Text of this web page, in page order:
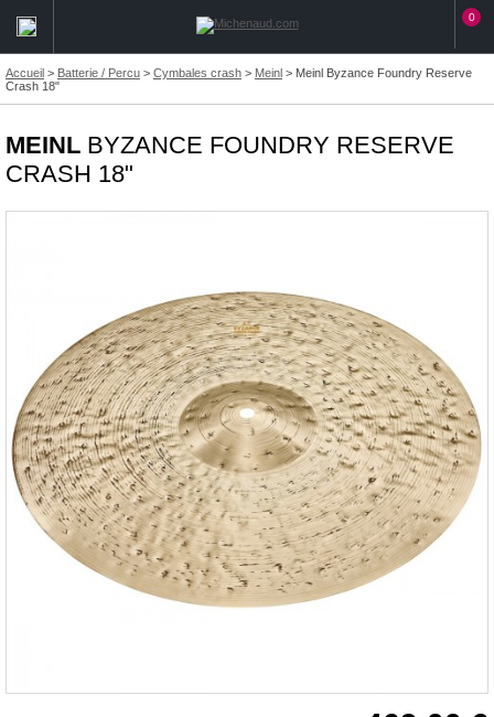
0
Accueil > Batterie / Percu > Cymbales crash > Meinl > Meinl Byzance Foundry Reserve
Crash 18"
MEINL BYZANCE FOUNDRY RESERVE
CRASH 18"